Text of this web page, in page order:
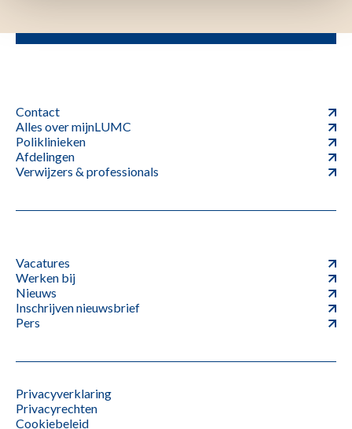
Contact
Alles over mijnLUMC
Poliklinieken
Afdelingen
Verwijzers & professionals
Vacatures
Werken bij
Nieuws
Inschrijven nieuwsbrief
Pers
Privacyverklaring
Privacyrechten
Cookiebeleid